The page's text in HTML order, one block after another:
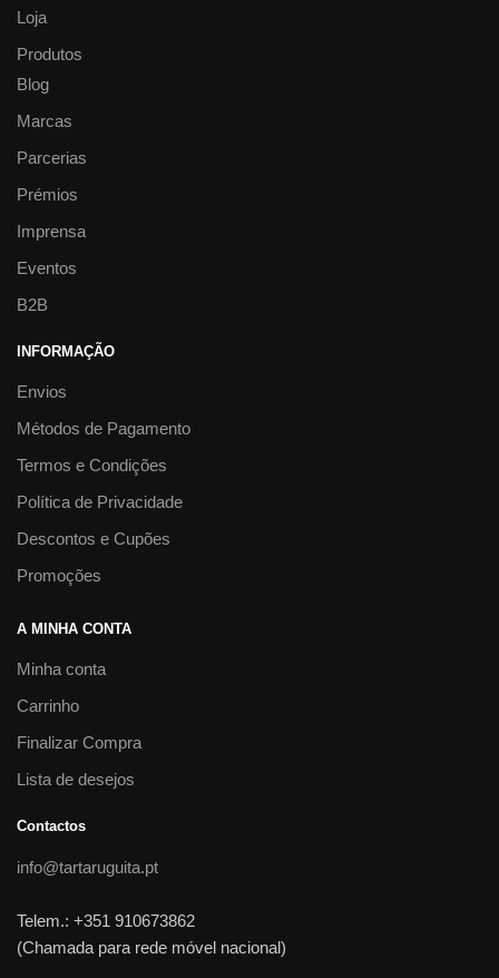
Loja
Produtos
Blog
Marcas
Parcerias
Prémios
Imprensa
Eventos
B2B
INFORMAÇÃO
Envios
Métodos de Pagamento
Termos e Condições
Política de Privacidade
Descontos e Cupões
Promoções
A MINHA CONTA
Minha conta
Carrinho
Finalizar Compra
Lista de desejos
Contactos
info@tartaruguita.pt
Telem.: +351 910673862
(Chamada para rede móvel nacional)